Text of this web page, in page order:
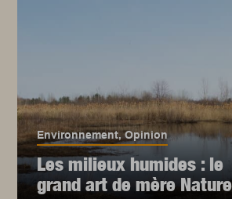
Environnement,Opinion
Les milieux humides : le
grand art de mère Nature